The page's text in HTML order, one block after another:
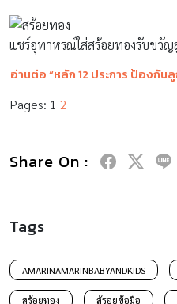
แชร์อุทาหรณ์ใส่สร้อยทองรับขวัญ
อ่านต่อ “หลัก 12 ประการ ป้องกั
Pages: 1 2
Share On :
Tags
AMARINAMARINBABYANDKIDS
สร้อยทอง ส้รอยข้อมือ